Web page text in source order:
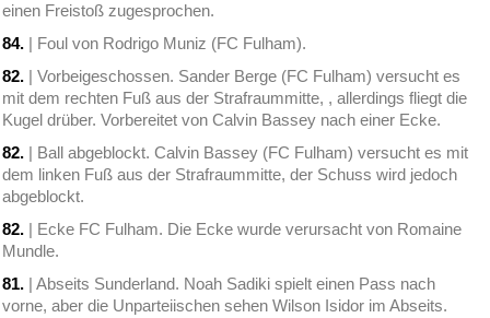
einen Freistoß zugesprochen.
84. | Foul von Rodrigo Muniz (FC Fulham).
82. | Vorbeigeschossen. Sander Berge (FC Fulham) versucht es
mit dem rechten Fuß aus der Strafraummitte, , allerdings fliegt die
Kugel drüber. Vorbereitet von Calvin Bassey nach einer Ecke.
82. | Ball abgeblockt. Calvin Bassey (FC Fulham) versucht es mit
dem linken Fuß aus der Strafraummitte, der Schuss wird jedoch
abgeblockt.
82. | Ecke FC Fulham. Die Ecke wurde verursacht von Romaine
Mundle.
81. | Abseits Sunderland. Noah Sadiki spielt einen Pass nach
vorne, aber die Unparteiischen sehen Wilson Isidor im Abseits.